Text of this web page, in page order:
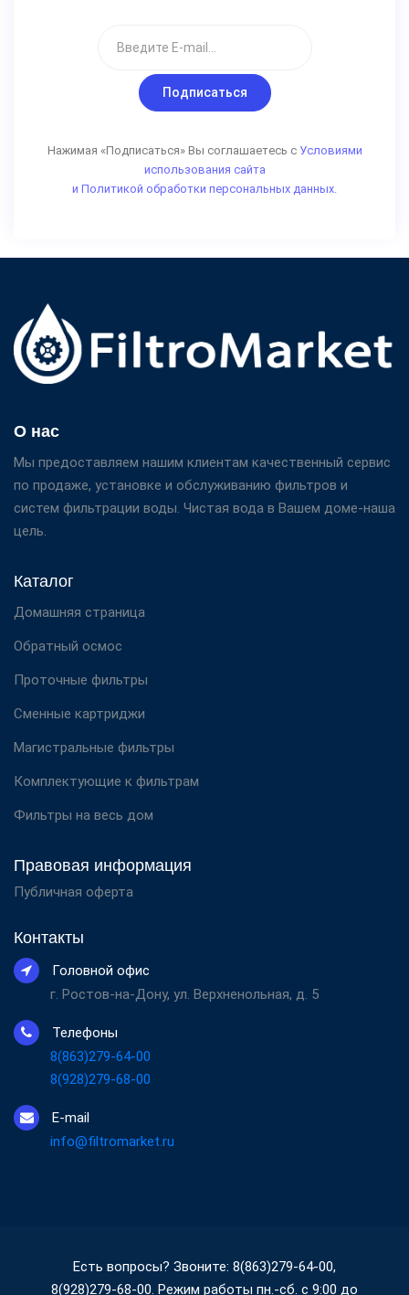
Подписаться
Нажимая «Подписаться» Вы соглашаетесь с Условиями
использования сайта
и Политикой обработки персональных данных.
О нас
Мы предоставляем нашим клиентам качественный сервис
по продаже, установке и обслуживанию фильтров и
систем фильтрации воды. Чистая вода в Вашем доме-наша
цель.
Каталог
Домашняя страница
Обратный осмос
Проточные фильтры
Сменные картриджи
Магистральные фильтры
Комплектующие к фильтрам
Фильтры на весь дом
Правовая информация
Публичная оферта
Контакты
Головной офис
г. Ростов-на-Дону, ул. Верхненольная, д. 5
Телефоны
8(863)279-64-00
8(928)279-68-00
E-mail
info@filtromarket.ru
Есть вопросы? Звоните: 8(863)279-64-00,
8(928)279-68-00. Режим работы пн.-сб. с 9:00 до